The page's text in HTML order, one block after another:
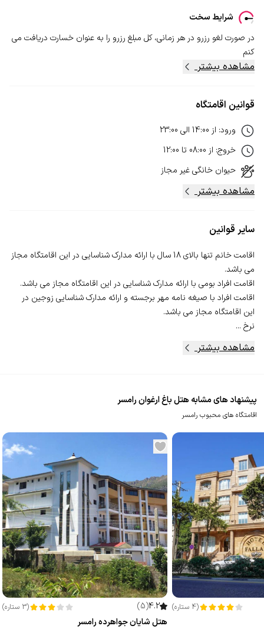
شرایط سخت
در صورت لغو رزرو در هر زمانی، کل مبلغ رزرو را به عنوان خسارت دریافت می
کنم
مشاهده بیشتر
قوانین اقامتگاه
ورود: از 14:00 الی 23:00
خروج: از 08:00 تا 12:00
حیوان خانگیغیر مجاز
مشاهده بیشتر
سایر قوانین
اقامت خانم تنها بالای 18 سال با ارائه مدارک شناسایی در این اقامتگاه مجاز
اقامت افراد با صیغه نامه مهر برجسته و ارائه مدارک شناسایی زوجین در
نرخ ...
مشاهده بیشتر
پیشنهاد های مشابه هتل باغ ارغوان رامسر
اقامتگاه های محبوب رامسر
(
4 ستاره)
4.2
(
5
)
(
3 ستاره)
هتل شایان جواهرده رامسر